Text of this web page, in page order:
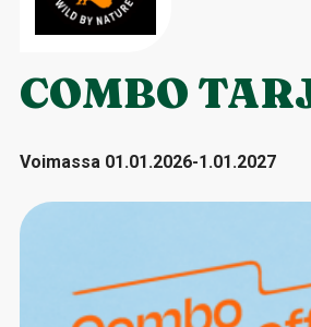
COMBO
Voimassa 01.01.2026-1.01.2027